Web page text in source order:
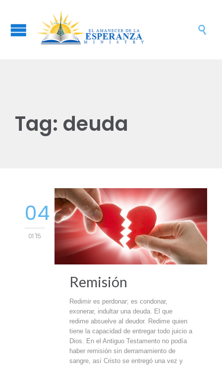

Tag: deuda
04
01 '15
Remisión
Redimir es perdonar; es condonar,
exonerar, indultar una deuda. El que
redime absuelve al deudor. Redime quien
tiene la capacidad de entregar todo juicio a
Dios. En el Antiguo Testamento no podía
haber remisión sin derramamiento de
sangre, así Cristo se entregó una vez y